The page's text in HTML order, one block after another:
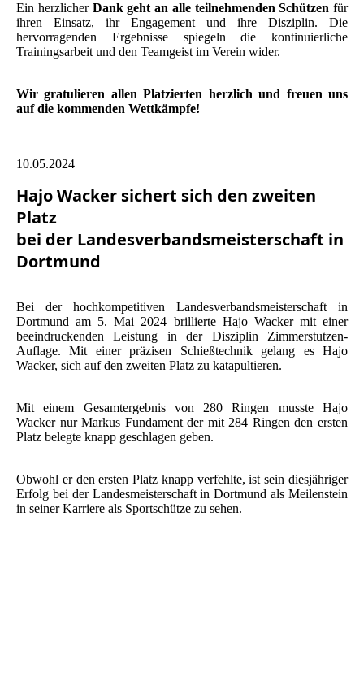
Ein herzlicher Dank geht an alle teilnehmenden Schützen für
ihren Einsatz, ihr Engagement und ihre Disziplin. Die
hervorragenden Ergebnisse spiegeln die kontinuierliche
Trainingsarbeit und den Teamgeist im Verein wider.
Wir gratulieren allen Platzierten herzlich und freuen uns
auf die kommenden Wettkämpfe!
10.05.2024
Hajo Wacker sichert sich den zweiten
Platz
bei der Landesverbandsmeisterschaft in
Dortmund
Bei der hochkompetitiven Landesverbandsmeisterschaft in
Dortmund am 5. Mai 2024 brillierte Hajo Wacker mit einer
beeindruckenden Leistung in der Disziplin Zimmerstutzen-
Auflage. Mit einer präzisen Schießtechnik gelang es Hajo
Wacker, sich auf den zweiten Platz zu katapultieren.
Mit einem Gesamtergebnis von 280 Ringen musste Hajo
Wacker nur Markus Fundament der mit 284 Ringen den ersten
Platz belegte knapp geschlagen geben.
Obwohl er den ersten Platz knapp verfehlte, ist sein diesjähriger
Erfolg bei der Landesmeisterschaft in Dortmund als Meilenstein
in seiner Karriere als Sportschütze zu sehen.